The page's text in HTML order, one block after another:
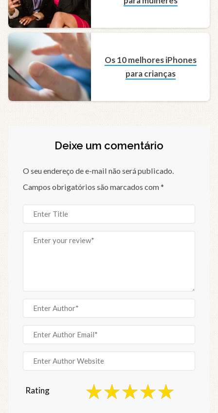
Os 10 melhores iPhones
para crianças
Deixe um comentário
O seu endereço de e-mail não será publicado.
Campos obrigatórios são marcados com*
Rating